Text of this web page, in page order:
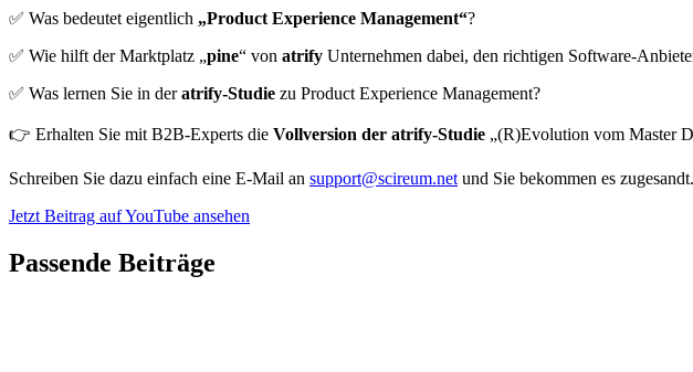
✅ Was bedeutet eigentlich „Product Experience Management“?
✅ Wie hilft der Marktplatz „pine“ von atrify Unternehmen dabei, den richtigen Software-
✅ Was lernen Sie in deratrify-Studie zu Product Experience Management?
👉 Erhalten Sie mit B2B-Experts die Vollversion der atrify-Studie „(R)Evolution vom Master
Schreiben Sie dazu einfach eine E-Mail an support@scireum.net und Sie bekommen es zugesandt.
Jetzt Beitrag auf YouTube ansehen
Passende Beiträge